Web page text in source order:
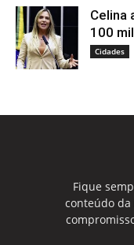
Celina
100
Cidades
Fique
conteúdo da